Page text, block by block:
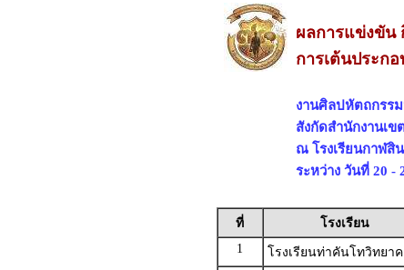
ผลการแข่งขัน
การเต้นประกอ
งานศิลปหัตถกรร
สังกัดสำนักงานเ
ณ โรงเรียนกาฬสิ
ระหว่าง วันที่ 20 -
ที่ โรงเรียน
1
โรงเรียนท่าคันโทวิทยา